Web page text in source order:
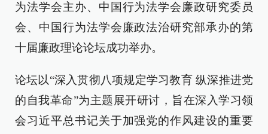
为法学会主办、中国行为法学会廉政研究委员
会、中国行为法学会廉政法治研究部承办的第
十届廉政理论论坛成功举办。
论坛以“深入贯彻八项规定学习教育 纵深推进党
的自我革命”为主题展开研讨，旨在深入学习领
会习近平总书记关于加强党的作风建设的重要